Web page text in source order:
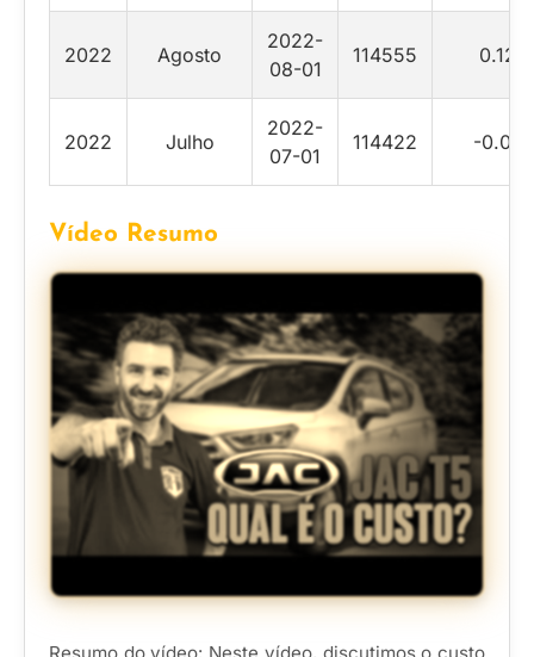
2022 Agosto
2022-
08-01
114555 0.12
2022 Julho
2022-
07-01
114422 -0.07
Vídeo Resumo